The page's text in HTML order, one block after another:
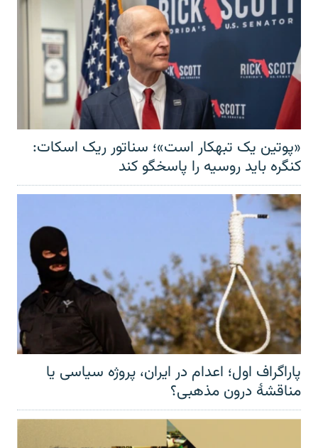
«پوتین یک تبهکار است»؛ سناتور ریک اسکات:
کنگره باید روسیه را پاسخگو کند
پاراگراف اول؛ اعدام در ایران، پروژه سیاسی یا
مناقشهٔ درون مذهبی؟